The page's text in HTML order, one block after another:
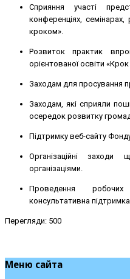
Сприяння участі
конференціях,
кроком».
Розвиток практик
орієнтованої освіти
Заходам для просування
Заходам, які сприяли
осередок розвитку
Підтримку веб-сайту
Організаційні
організаціями.
Проведення
консультативна підтримка.
Перегляди: 500
Меню сайта